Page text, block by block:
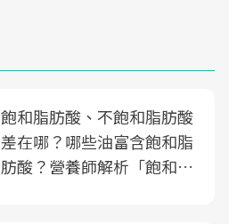
飽和脂肪酸、不飽和脂肪酸
差在哪？哪些油富含飽和脂
肪酸？營養師解析「飽和脂